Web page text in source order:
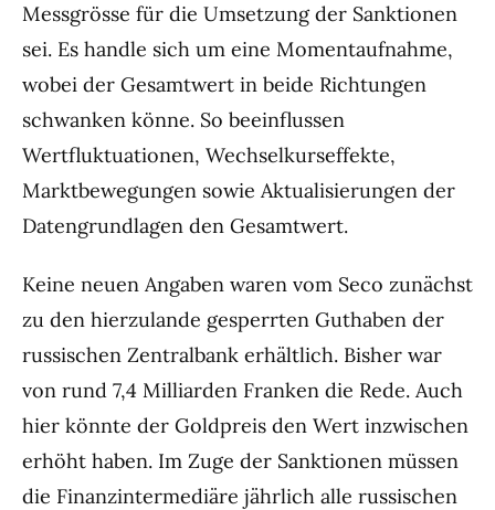
Messgrösse für die Umsetzung der Sanktionen
sei. Es handle sich um eine Momentaufnahme,
wobei der Gesamtwert in beide Richtungen
schwanken könne. So beeinflussen
Wertfluktuationen, Wechselkurseffekte,
Marktbewegungen sowie Aktualisierungen der
Datengrundlagen den Gesamtwert.
Keine neuen Angaben waren vom Seco zunächst
zu den hierzulande gesperrten Guthaben der
russischen Zentralbank erhältlich. Bisher war
von rund 7,4 Milliarden Franken die Rede. Auch
hier könnte der Goldpreis den Wert inzwischen
erhöht haben. Im Zuge der Sanktionen müssen
die Finanzintermediäre jährlich alle russischen